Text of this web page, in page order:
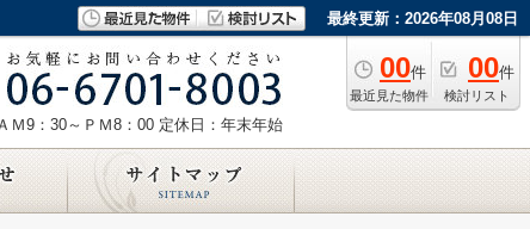
最終更新：2026年08月08日
00件
最近見た物件
00件
検討リスト
Ｍ9：30～ＰＭ8：00 定休日：年末年始